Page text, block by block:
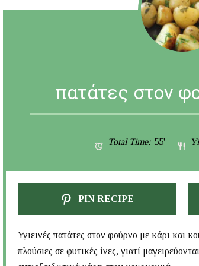
πατάτες στον
Total Time: 55'
PIN RECIPE
Υγιεινές πατάτες στον φούρνο με κάρι και
πλούσιες σε φυτικές ίνες, γιατί